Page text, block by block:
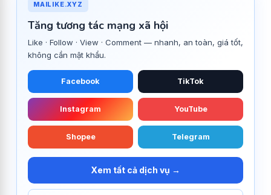
MAILIKE.XYZ
Tăng tương tác mạng xã hội
Like · Follow · View · Comment — nhanh, an toàn, giá tốt,
không cần mật khẩu.
Facebook TikTok
Instagram YouTube
Shopee Telegram
Xem tất cả dịch vụ →